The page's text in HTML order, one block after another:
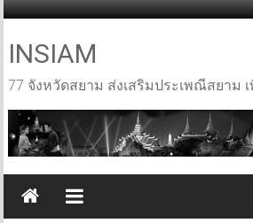
Skip
content
INSIAM
77 จังหวัดสยาม ส่งเสริมประเพณีสยาม